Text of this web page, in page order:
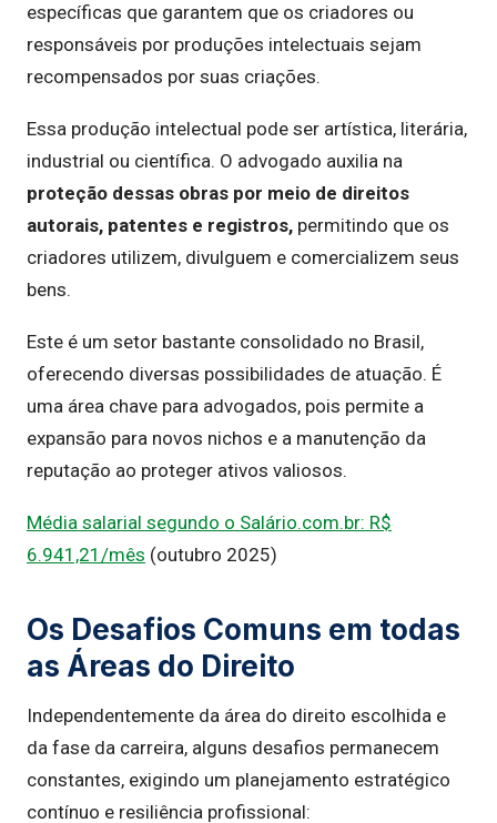
específicas que garantem que os criadores ou
responsáveis por produções intelectuais sejam
recompensados por suas criações.
Essa produção intelectual pode ser artística, literária,
industrial ou científica. O advogado auxilia na
proteção dessas obras por meio de direitos
autorais, patentes e registros, permitindo que os
criadores utilizem, divulguem e comercializem seus
bens.
Este é um setor bastante consolidado no Brasil,
oferecendo diversas possibilidades de atuação. É
uma área chave para advogados, pois permite a
expansão para novos nichos e a manutenção da
reputação ao proteger ativos valiosos.
Média salarial segundo o Salário.com.br: R$
6.941,21/mês (outubro 2025)
Os Desafios Comuns em todas
as Áreas do Direito
Independentemente da área do direito escolhida e
da fase da carreira, alguns desafios permanecem
constantes, exigindo um planejamento estratégico
contínuo e resiliência profissional: